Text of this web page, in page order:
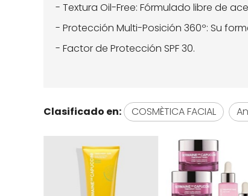
- Textura Oil-Free: Fórmulado libre de
- Protección Multi-Posición 360º: Su
- Factor de Protección SPF 30.
Clasificado en: COSMÈTICA FACIAL